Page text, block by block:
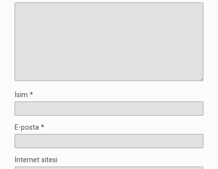
İsim *
E-posta *
İnternet sitesi